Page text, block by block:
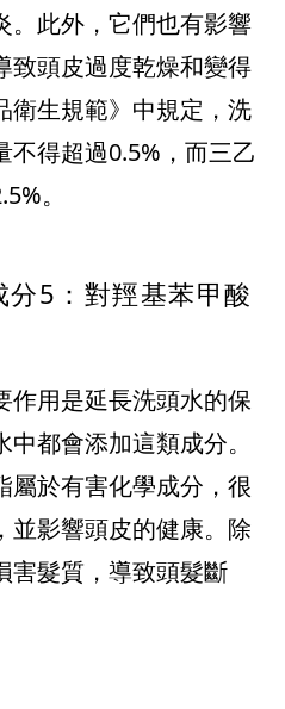
。此外，它們也有影響
致頭皮過度乾燥和變得
衛生規範》中規定，洗
得超過0.5%，而三乙
。
5： 對羥基苯甲酸
作用是延長洗頭水的保
都會添加這類成分。
屬於有害化學成分，很
並影響頭皮的健康。除
害髮質，導致頭髮斷